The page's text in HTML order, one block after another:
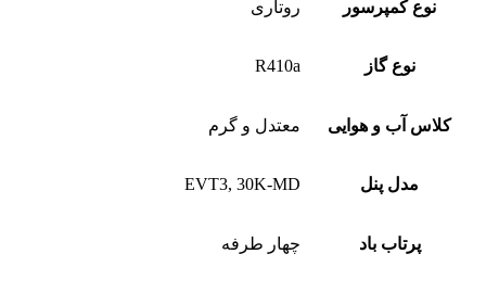
نوع کمپرسور روتاری
نوع گاز R410a
کلاس آب و هوایی معتدل و گرم
مدل پنل EVT3, 30K-MD
پرتاب باد چهار طرفه